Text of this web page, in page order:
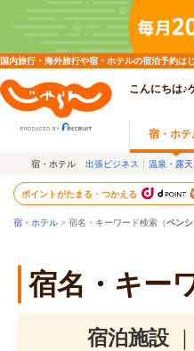
国内旅行・海外旅行や宿・ホテルの宿泊予約
こんにちは♪
宿・ホテ
宿・ホテル 出張ビジネス 温泉・露天
ポイントがたまる・つかえる
宿・ホテル > 宿名・キーワード検索（ペン
宿名・キー
宿泊施設